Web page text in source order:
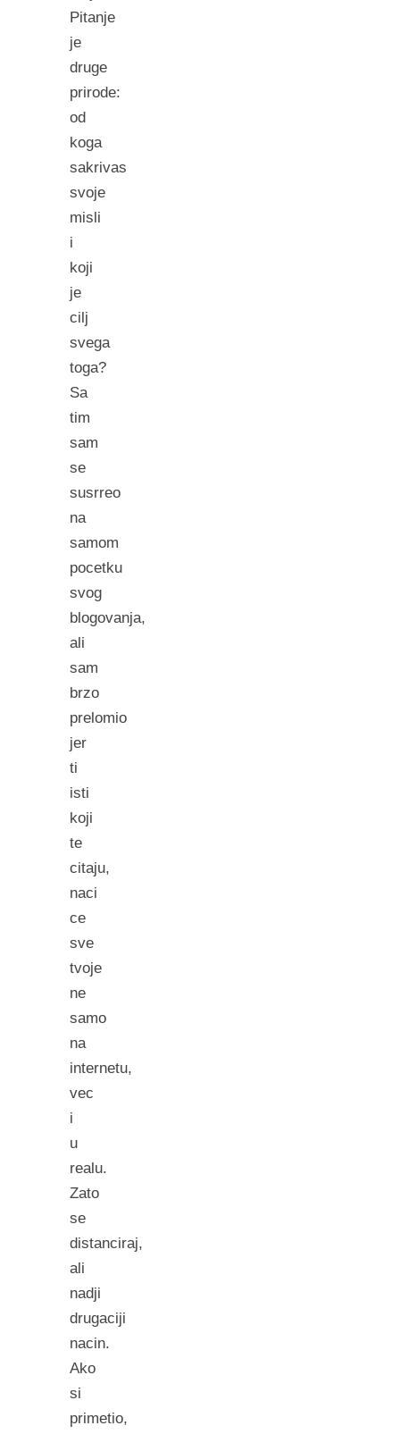
Pitanje
je
druge
prirode:
od
koga
sakrivas
svoje
misli
i
koji
je
cilj
svega
toga?
Sa
tim
sam
se
susrreo
na
samom
pocetku
svog
blogovanja,
ali
sam
brzo
prelomio
jer
ti
isti
koji
te
citaju,
naci
ce
sve
tvoje
ne
samo
na
internetu,
vec
i
u
realu.
Zato
se
distanciraj,
ali
nadji
drugaciji
nacin.
Ako
si
primetio,